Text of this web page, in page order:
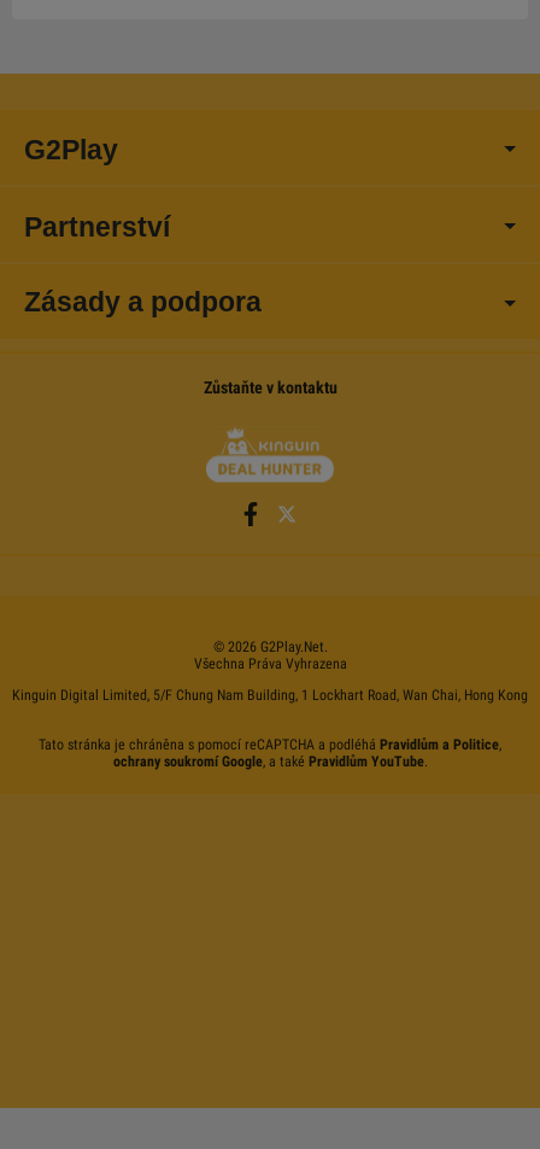
G2Play
Partnerství
Zásady a podpora
Zůstaňte v kontaktu
© 2026 G2Play.net.
Všechna Práva Vyhrazena
Kinguin Digital Limited, 5/F Chung Nam Building, 1 Lockhart Road, Wan Chai, Hong Kong
Tato stránka je chráněna s pomocí reCAPTCHA a podléhá Pravidlům a Politice,
ochrany soukromí Google, a také Pravidlům YouTube.